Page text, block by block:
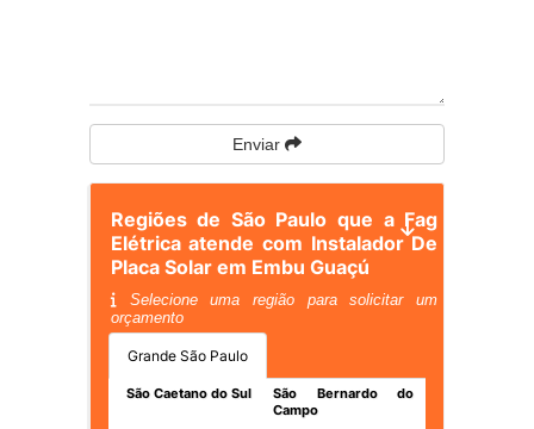
Enviar
Regiões de São Paulo que a Fag
Elétrica atende com Instalador De
Placa Solar em Embu Guaçú
Selecione uma região para solicitar um
orçamento
Grande São Paulo
São Caetano do Sul
São Bernardo do
Campo